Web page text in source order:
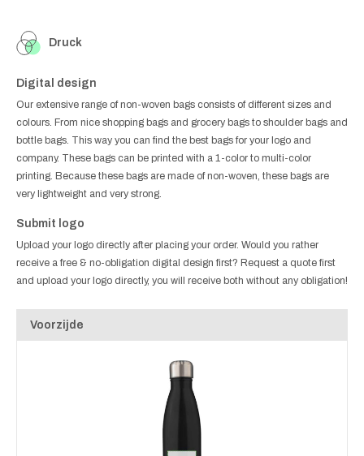
Druck
Digital design
Our extensive range of non-woven bags consists of different sizes and
colours. From nice shopping bags and grocery bags to shoulder bags and
bottle bags. This way you can find the best bags for your logo and
company. These bags can be printed with a 1-color to multi-color
printing. Because these bags are made of non-woven, these bags are
very lightweight and very strong.
Submit logo
Upload your logo directly after placing your order. Would you rather
receive a free & no-obligation digital design first? Request a quote first
and upload your logo directly, you will receive both without any obligation!
Voorzijde